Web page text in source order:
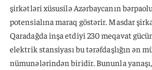
şirkətləri xüsusilə Azərbaycanın
potensialına maraq göstərir. Masdar
Qaradağda inşa etdiyi 230 meqavat
elektrik stansiyası bu tərəfdaşlığın ən
nümunələrindən biridir. Bununla yanaşı,